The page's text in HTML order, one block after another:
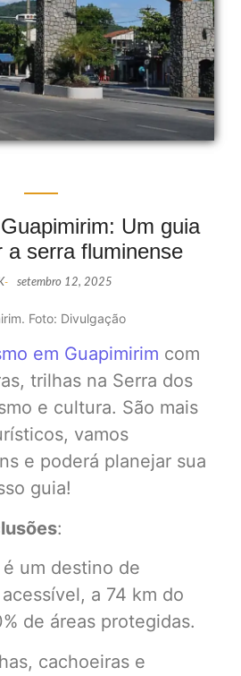
Um guia
a serra fluminense
- setembro 12, 2025
Foto: Divulgação
em Guapimirim com
trilhas na Serra dos
e cultura. São mais
vamos
e poderá planejar sua
guia!
:
um destino de
a 74 km do
de áreas protegidas.
cachoeiras e